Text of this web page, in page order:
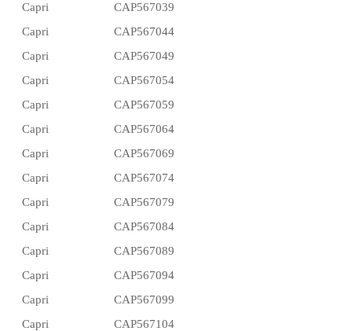
Capri
CAP567039
Capri
CAP567044
Capri
CAP567049
Capri
CAP567054
Capri
CAP567059
Capri
CAP567064
Capri
CAP567069
Capri
CAP567074
Capri
CAP567079
Capri
CAP567084
Capri
CAP567089
Capri
CAP567094
Capri
CAP567099
Capri
CAP567104